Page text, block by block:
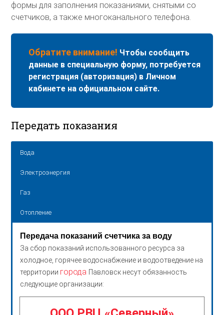
формы для заполнения показаниями, снятыми со
счетчиков, а также многоканального телефона.
Обратите внимание! Чтобы сообщить
данные в специальную форму, потребуется
регистрация (авторизация) в Личном
кабинете на официальном сайте.
Передать показания
Вода
Электроэнергия
Газ
Отопление
Передача показаний счетчика за воду
За сбор показаний использованного ресурса за
холодное, горячее водоснабжение и водоотведение на
территории города Павловск несут обязанность
следующие организации: